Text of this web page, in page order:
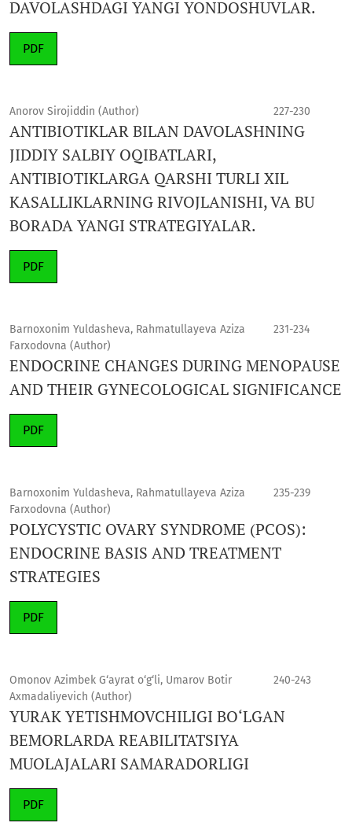
DAVOLASHDAGI YANGI YONDOSHUVLAR.
PDF
Anorov Sirojiddin (Author) 227-230
ANTIBIOTIKLAR BILAN DAVOLASHNING
JIDDIY SALBIY OQIBATLARI,
ANTIBIOTIKLARGA QARSHI TURLI XIL
KASALLIKLARNING RIVOJLANISHI, VA BU
BORADA YANGI STRATEGIYALAR.
PDF
Barnoxonim Yuldasheva, Rahmatullayeva Aziza
Farxodovna (Author)
231-234
ENDOCRINE CHANGES DURING MENOPAUSE
AND THEIR GYNECOLOGICAL SIGNIFICANCE
PDF
Barnoxonim Yuldasheva, Rahmatullayeva Aziza
Farxodovna (Author)
235-239
POLYCYSTIC OVARY SYNDROME (PCOS):
ENDOCRINE BASIS AND TREATMENT
STRATEGIES
PDF
Omonov Azimbek G‘ayrat o‘g‘li, Umarov Botir
Axmadaliyevich (Author)
240-243
YURAK YETISHMOVCHILIGI BO‘LGAN
BEMORLARDA REABILITATSIYA
MUOLAJALARI SAMARADORLIGI
PDF